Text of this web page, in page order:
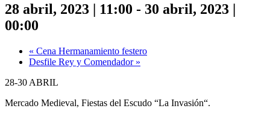
28 abril, 2023 | 11:00 - 30 abril, 2023 |
00:00
« Cena Hermanamiento festero
Desfile Rey y Comendador »
28-30 ABRIL
Mercado Medieval, Fiestas del Escudo “La Invasión“.